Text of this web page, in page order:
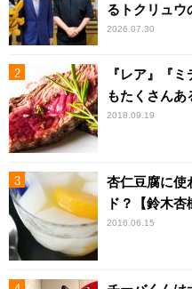
るトクリュウ
2026.07.30
『レア』『
もたくさんあ
2018.09.19
杏仁豆腐に使
ド？【鈴木杏
2016.06.15